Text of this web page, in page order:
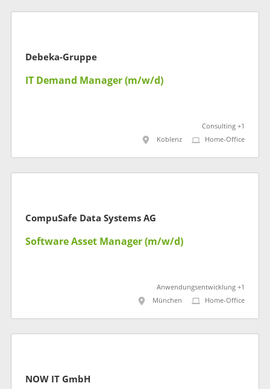
Debeka-Gruppe
IT Demand Manager (m/w/d)
Consulting +1
Koblenz
Home-Office
CompuSafe Data Systems AG
Software Asset Manager (m/w/d)
Anwendungsentwicklung +1
München
Home-Office
NOW IT GmbH